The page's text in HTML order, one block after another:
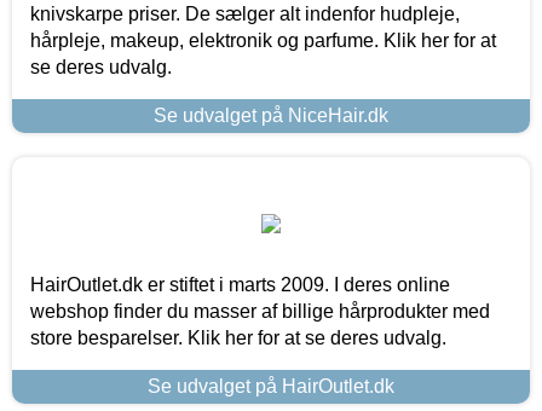
knivskarpe priser. De sælger alt indenfor hudpleje,
hårpleje, makeup, elektronik og parfume. Klik her for at
se deres udvalg.
Se udvalget på NiceHair.dk
HairOutlet.dk er stiftet i marts 2009. I deres online
webshop finder du masser af billige hårprodukter med
store besparelser. Klik her for at se deres udvalg.
Se udvalget på HairOutlet.dk